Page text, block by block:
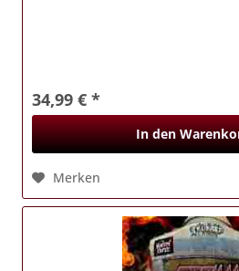
34,99 € *
In den
Merken